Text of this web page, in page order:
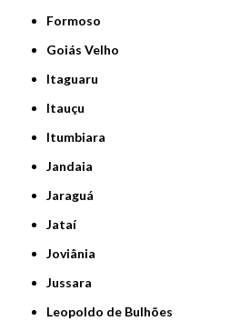
Formoso
Goiás Velho
Itaguaru
Itauçu
Itumbiara
Jandaia
Jaraguá
Jataí
Joviânia
Jussara
Leopoldo de Bulhões